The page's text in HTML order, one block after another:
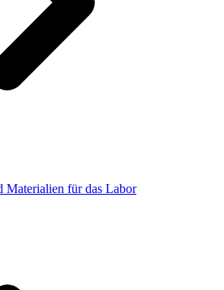
Materialien für das Labor